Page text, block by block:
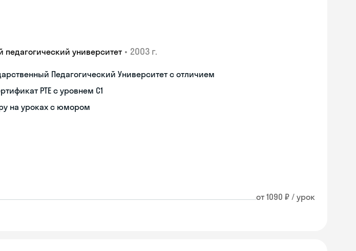
педагогический университет • 2003 г.
Педагогический Университет с отличием
PTE с уровнем C1
на уроках с юмором
от 1090 ₽ / урок